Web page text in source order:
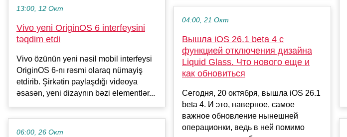
13:00, 12 Окт
Vivo yeni OriginOS 6 interfeysini
təqdim etdi
Vivo özünün yeni nəsil mobil interfeysi
OriginOS 6-nı rəsmi olaraq nümayiş
etdirib. Şirkətin paylaşdığı videoya
əsasən, yeni dizaynın bəzi elementlər...
06:00, 26 Окт
04:00, 21 Окт
Вышла iOS 26.1 beta 4 с
функцией отключения дизайна
Liquid Glass. Что нового еще и
как обновиться
Сегодня, 20 октября, вышла iOS 26.1
beta 4. И это, наверное, самое
важное обновление нынешней
операционки, ведь в ней помимо